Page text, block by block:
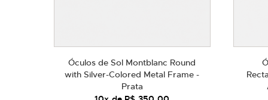
Óculos de Sol Montblanc Round
with Silver-Colored Metal Frame -
Prata